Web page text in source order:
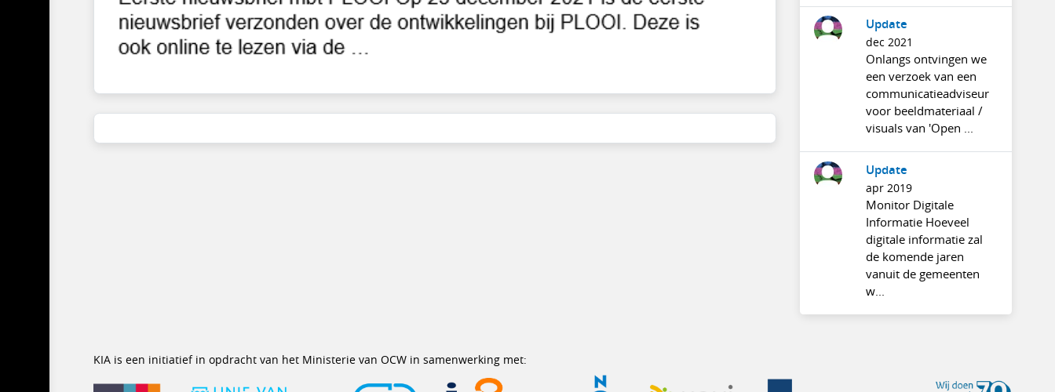
Update
dec 2021
Onlangs ontvingen we
een verzoek van een
communicatieadviseur
voor beeldmateriaal /
visuals van 'Open ...
Update
apr 2019
Monitor Digitale
Informatie Hoeveel
digitale informatie zal
de komende jaren
vanuit de gemeenten
w...
KIA is een initiatief in opdracht van het Ministerie van OCW in samenwerking met: